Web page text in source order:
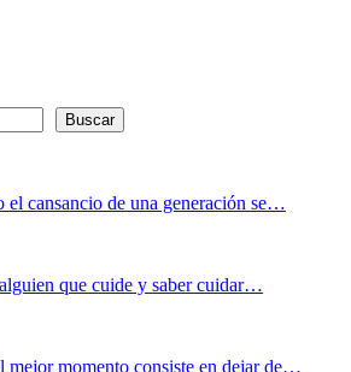
Buscar
el cansancio de una generación se…
que cuide y saber cuidar…
mejor momento consiste en dejar de…